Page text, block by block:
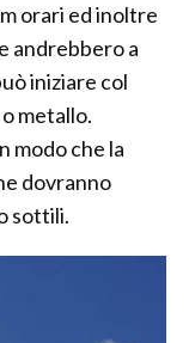
orari ed inoltre
andrebbero a
iniziare col
metallo.
modo che la
dovranno
sottili.